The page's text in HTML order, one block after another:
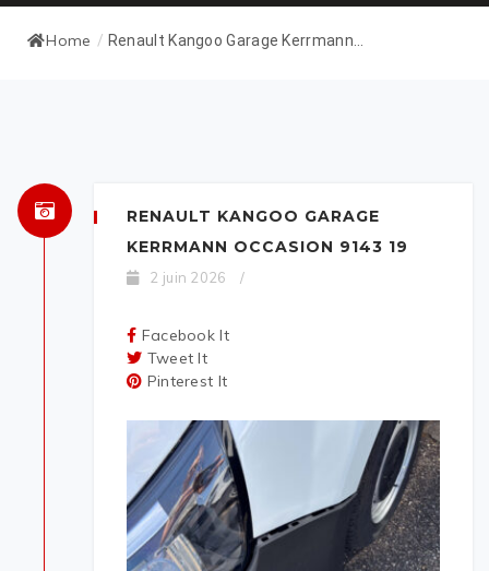
Home / Renault Kangoo Garage Kerrmann...
RENAULT KANGOO GARAGE
KERRMANN OCCASION 9143 19
2 juin 2026 /
Facebook It
Tweet It
Pinterest It